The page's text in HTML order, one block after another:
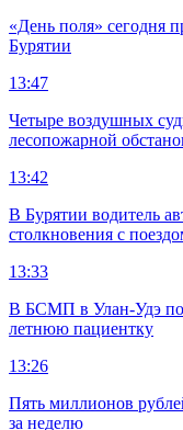
«День поля» сегодня
Бурятии
13:47
Четыре воздушных
лесопожарной
13:42
В Бурятии водитель
столкновения с
13:33
В БСМП в Улан-Удэ
летнюю пациентку
13:26
Пять миллионов
за неделю